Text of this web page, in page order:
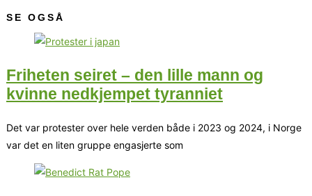
SE OGSÅ
Friheten seiret – den lille mann og
kvinne nedkjempet tyranniet
Det var protester over hele verden både i 2023 og 2024, i Norge
var det en liten gruppe engasjerte som